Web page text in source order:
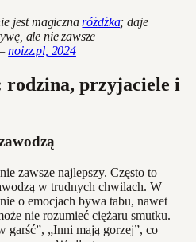
jest magicznaróżdżka; daje
ale nie zawsze
noizz.pl, 2024
rodzina, przyjaciele i
zawsze najlepszy. Często to
w trudnych chwilach. W
o emocjach bywa tabu, nawet
nie rozumieć ciężaru smutku.
garść”, „Inni mają gorzej”, co